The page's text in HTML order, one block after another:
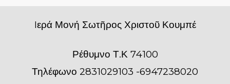
Iερά Μονή Σωτῆρος Χριστοῦ Κουμπέ
Ρέθυμνο Τ.Κ 74100
Τηλέφωνο 2831029103 -6947238020